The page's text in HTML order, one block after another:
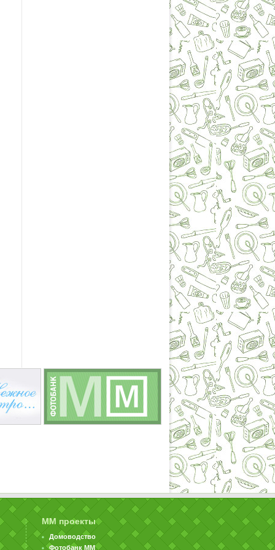
ММ проекты
Домоводство
Фотобанк ММ